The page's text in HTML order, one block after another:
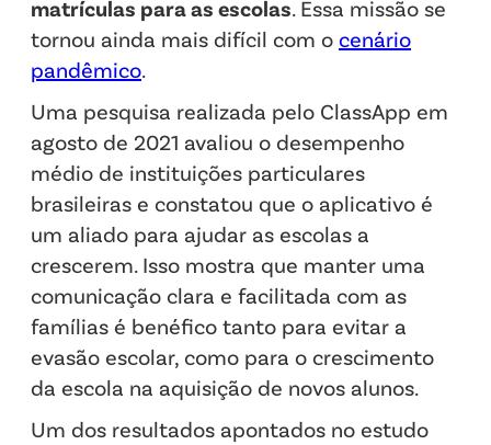
matrículas para as escolas. Essa missão se
tornou ainda mais difícil com o cenário
pandêmico.
Uma pesquisa realizada pelo ClassApp em
agosto de 2021 avaliou o desempenho
médio de instituições particulares
brasileiras e constatou que o aplicativo é
um aliado para ajudar as escolas a
crescerem. Isso mostra que manter uma
comunicação clara e facilitada com as
famílias é benéfico tanto para evitar a
evasão escolar, como para o crescimento
da escola na aquisição de novos alunos.
Um dos resultados apontados no estudo